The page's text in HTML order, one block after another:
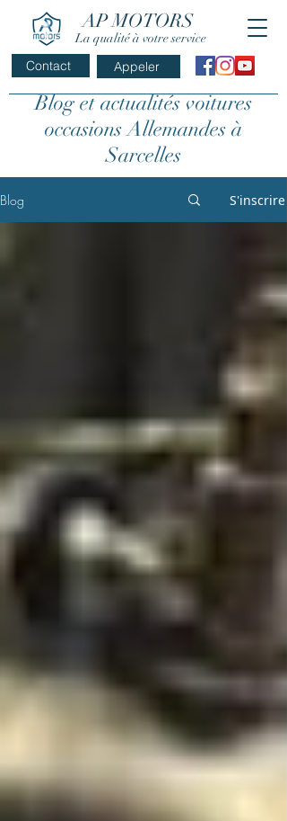
AP MOTORS
La qualité à votre service
Appeler
Contact
Blog et actualités voitures
occasions Allemandes à
Sarcelles
Blog S'inscrire